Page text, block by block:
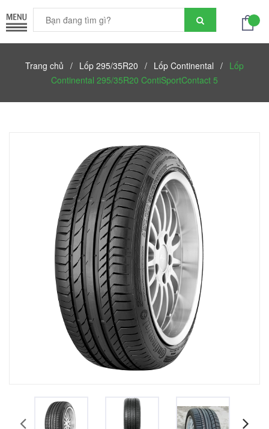
Trang chủ / Lốp 295/35R20 / Lốp Continental / Lốp
Continental 295/35R20 ContiSportContact 5